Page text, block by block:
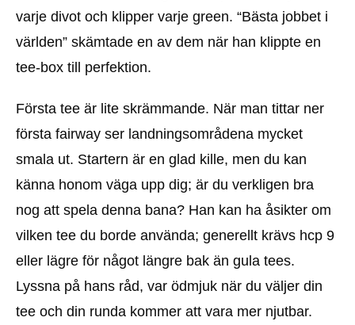
varje divot och klipper varje green. “Bästa jobbet i
världen” skämtade en av dem när han klippte en
tee-box till perfektion.
Första tee är lite skrämmande. När man tittar ner
första fairway ser landningsområdena mycket
smala ut. Startern är en glad kille, men du kan
känna honom väga upp dig; är du verkligen bra
nog att spela denna bana? Han kan ha åsikter om
vilken tee du borde använda; generellt krävs hcp 9
eller lägre för något längre bak än gula tees.
Lyssna på hans råd, var ödmjuk när du väljer din
tee och din runda kommer att vara mer njutbar.